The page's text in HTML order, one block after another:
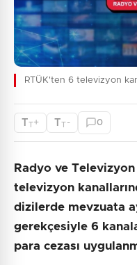
RTÜK'ten 6 televizyon
TT+ TT - 0
Radyo ve
televizyon
dizilerde mevzuata
gerekçesiyle 6
para cezası